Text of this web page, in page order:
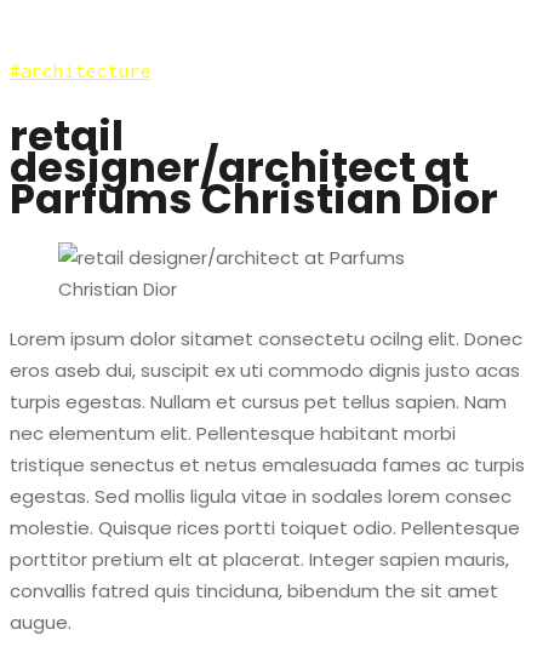
architecture
retail
designer/architect at
Parfums Christian Dior
Lorem ipsum dolor sitamet consectetu ocilng elit. Donec
eros aseb dui, suscipit ex uti commodo dignis justo acas
turpis egestas. Nullam et cursus pet tellus sapien. Nam
nec elementum elit. Pellentesque habitant morbi
tristique senectus et netus emalesuada fames ac turpis
egestas. Sed mollis ligula vitae in sodales lorem consec
molestie. Quisque rices portti toiquet odio. Pellentesque
porttitor pretium elt at placerat. Integer sapien mauris,
convallis fatred quis tinciduna, bibendum the sit amet
augue.